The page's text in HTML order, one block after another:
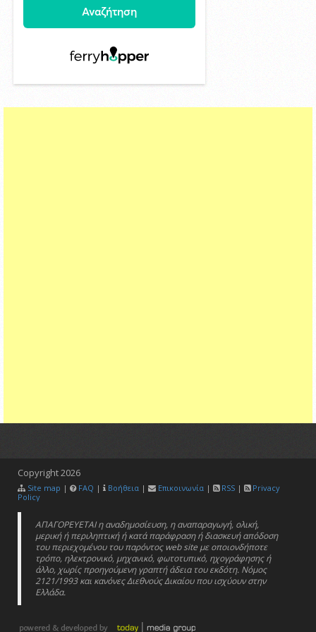
Copyright2026
Site map | FAQ | Βοήθεια | Επικοινωνία | RSS |
Privacy
Policy
ΑΠΑΓΟΡΕΥΕΤΑΙ η αναδημοσίευση, η αναπαραγωγή, ολική,
μερική ή περιληπτική ή κατά παράφραση ή διασκευή απόδοση
του περιεχομένου του παρόντος web site με οποιονδήποτε
τρόπο, ηλεκτρονικό, μηχανικό, φωτοτυπικό, ηχογράφησης ή
άλλο, χωρίς προηγούμενη γραπτή άδεια του εκδότη. Νόμος
2121/1993 και κανόνες Διεθνούς Δικαίου που ισχύουν στην
Ελλάδα.